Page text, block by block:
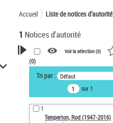
Accueil Liste de notices d’autorité
1 Notices d'autorité
VOTRE RECHERCHE
Recherche avancée dans les
notices d’autorité
Œuvres liées à l'auteur :
Temperton, Rod (1947-2016)
Voir la sélection (0)
(0)
Tri par : Défaut
sur 1
1
Temperton, Rod (1947-2016)